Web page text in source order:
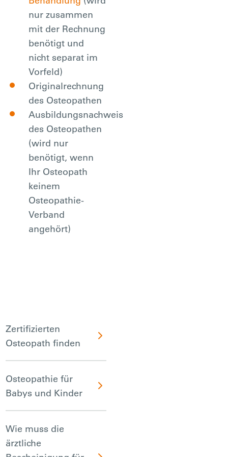
hingegen bei akuten und
schwerwiegenden
Beschwerden. Hier sollten
Sie in jedem Fall einen
Arzt aufsuchen, um eine
fundierte Diagnose zu
erhalten und sich
optimale
Heilungschancen zu
sichern.
nur zusammen
mit der Rechnung
benötigt und
nicht separat im
Vorfeld)
Originalrechnung
des Osteopathen
Ausbildungsnachweis
des Osteopathen
(wird nur
benötigt, wenn
Ihr Osteopath
keinem
Osteopathie-
Verband
angehört)
Zertifizierten
Osteopath finden
Osteopathie für
Babys und Kinder
Wie muss die
ärztliche